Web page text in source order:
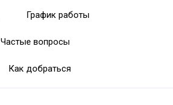
График работы
Частые вопросы
Как добраться